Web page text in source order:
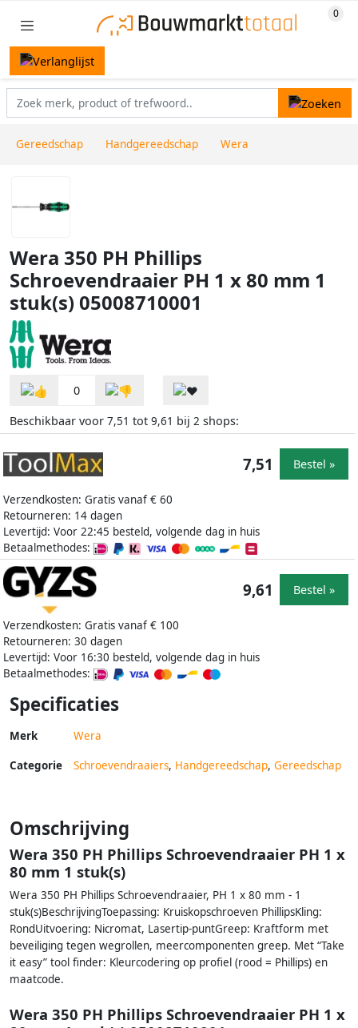
Gereedschap Handgereedschap Wera
Wera 350 PH Phillips
Schroevendraaier PH 1 x 80 mm 1
stuk(s) 05008710001
0
Beschikbaar voor 7,51 tot 9,61 bij 2 shops:
Verzendkosten: Gratis vanaf € 60
Retourneren: 14 dagen
Levertijd: Voor 22:45 besteld, volgende dag in huis
Betaalmethodes:
7,51 Bestel »
Verzendkosten: Gratis vanaf € 100
Retourneren: 30 dagen
Levertijd: Voor 16:30 besteld, volgende dag in huis
Betaalmethodes:
9,61 Bestel »
Specificaties
Merk Wera
Categorie Schroevendraaiers, Handgereedschap, Gereedschap
Omschrijving
Wera 350 PH Phillips Schroevendraaier PH 1 x
80 mm 1 stuk(s)
Wera 350 PH Phillips Schroevendraaier, PH 1 x 80 mm - 1
stuk(s)BeschrijvingToepassing: Kruiskopschroeven PhillipsKling:
RondUitvoering: Nicromat, Lasertip-puntGreep: Kraftform met
beveiliging tegen wegrollen, meercomponenten greep. Met “Take
it easy” tool finder: Kleurcodering op profiel (rood = Phillips) en
maatcode.
Wera 350 PH Phillips Schroevendraaier PH 1 x